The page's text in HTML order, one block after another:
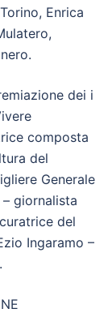
Enrica
dei i
composta
del
Generale
giornalista
del
Ingaramo –